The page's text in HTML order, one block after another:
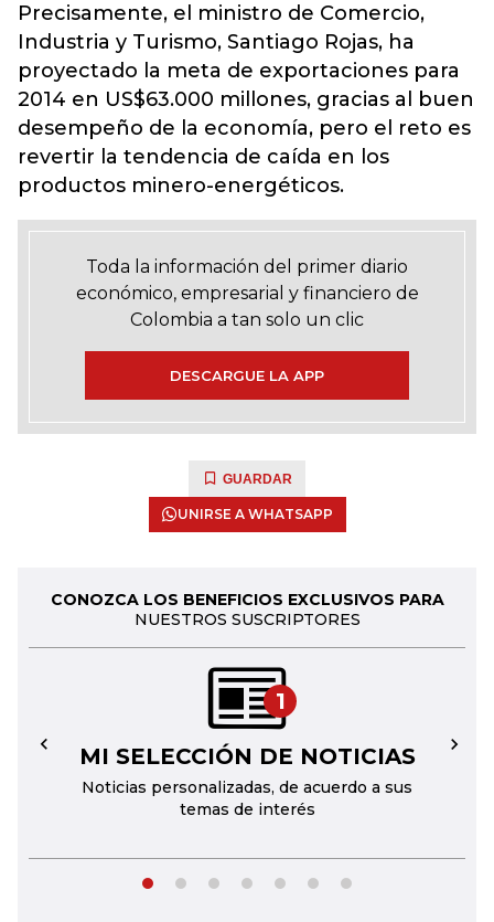
Precisamente, el ministro de Comercio,
Industria y Turismo, Santiago Rojas, ha
proyectado la meta de exportaciones para
2014 en US$63.000 millones, gracias al buen
desempeño de la economía, pero el reto es
revertir la tendencia de caída en los
productos minero-energéticos.
Toda la información del primer diario
económico, empresarial y financiero de
Colombia a tan solo un clic
DESCARGUE LA APP
GUARDAR
UNIRSE A WHATSAPP
CONOZCA LOS BENEFICIOS EXCLUSIVOS PARA
NUESTROS SUSCRIPTORES
1
MI SELECCIÓN DE NOTICIAS
Noticias personalizadas, de acuerdo a sus
temas de interés
← →